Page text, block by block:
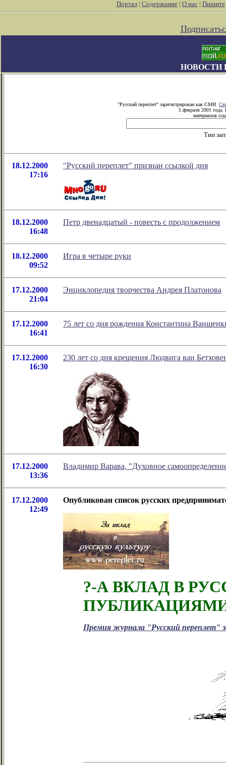
Портал| Содержание| О нас| Пишите
НОВОСТИ
"Русский переплет" зарегистрирован как СМИ.
5 февраля 2001 года.
материалов
Тип
18.12.2000
17:16
"Русский переплет" признан ссылкой дня
18.12.2000
16:48
Петр двенадцатый - повесть с продолжением
18.12.2000
09:52
Игра в четыре руки
17.12.2000
21:04
Энциклопедия творчества Андрея Платонова
17.12.2000
16:41
75 лет со дня рождения Константина
17.12.2000
16:30
230 лет со дня крещения Людвига ван
17.12.2000
13:36
Владимир Варава, "Духовное
17.12.2000
12:49
Опубликован список русских
?-А ВКЛАД В
Премия журнала "Русский переплет"